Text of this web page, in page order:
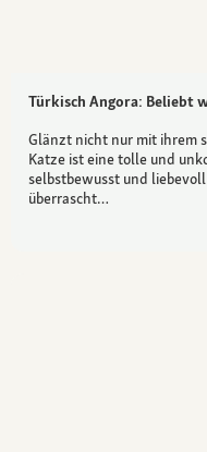
Türkisch Angora: Beliebt
Glänzt nicht nur mit ihrem
Katze ist eine tolle und
selbstbewusst und
überrascht…